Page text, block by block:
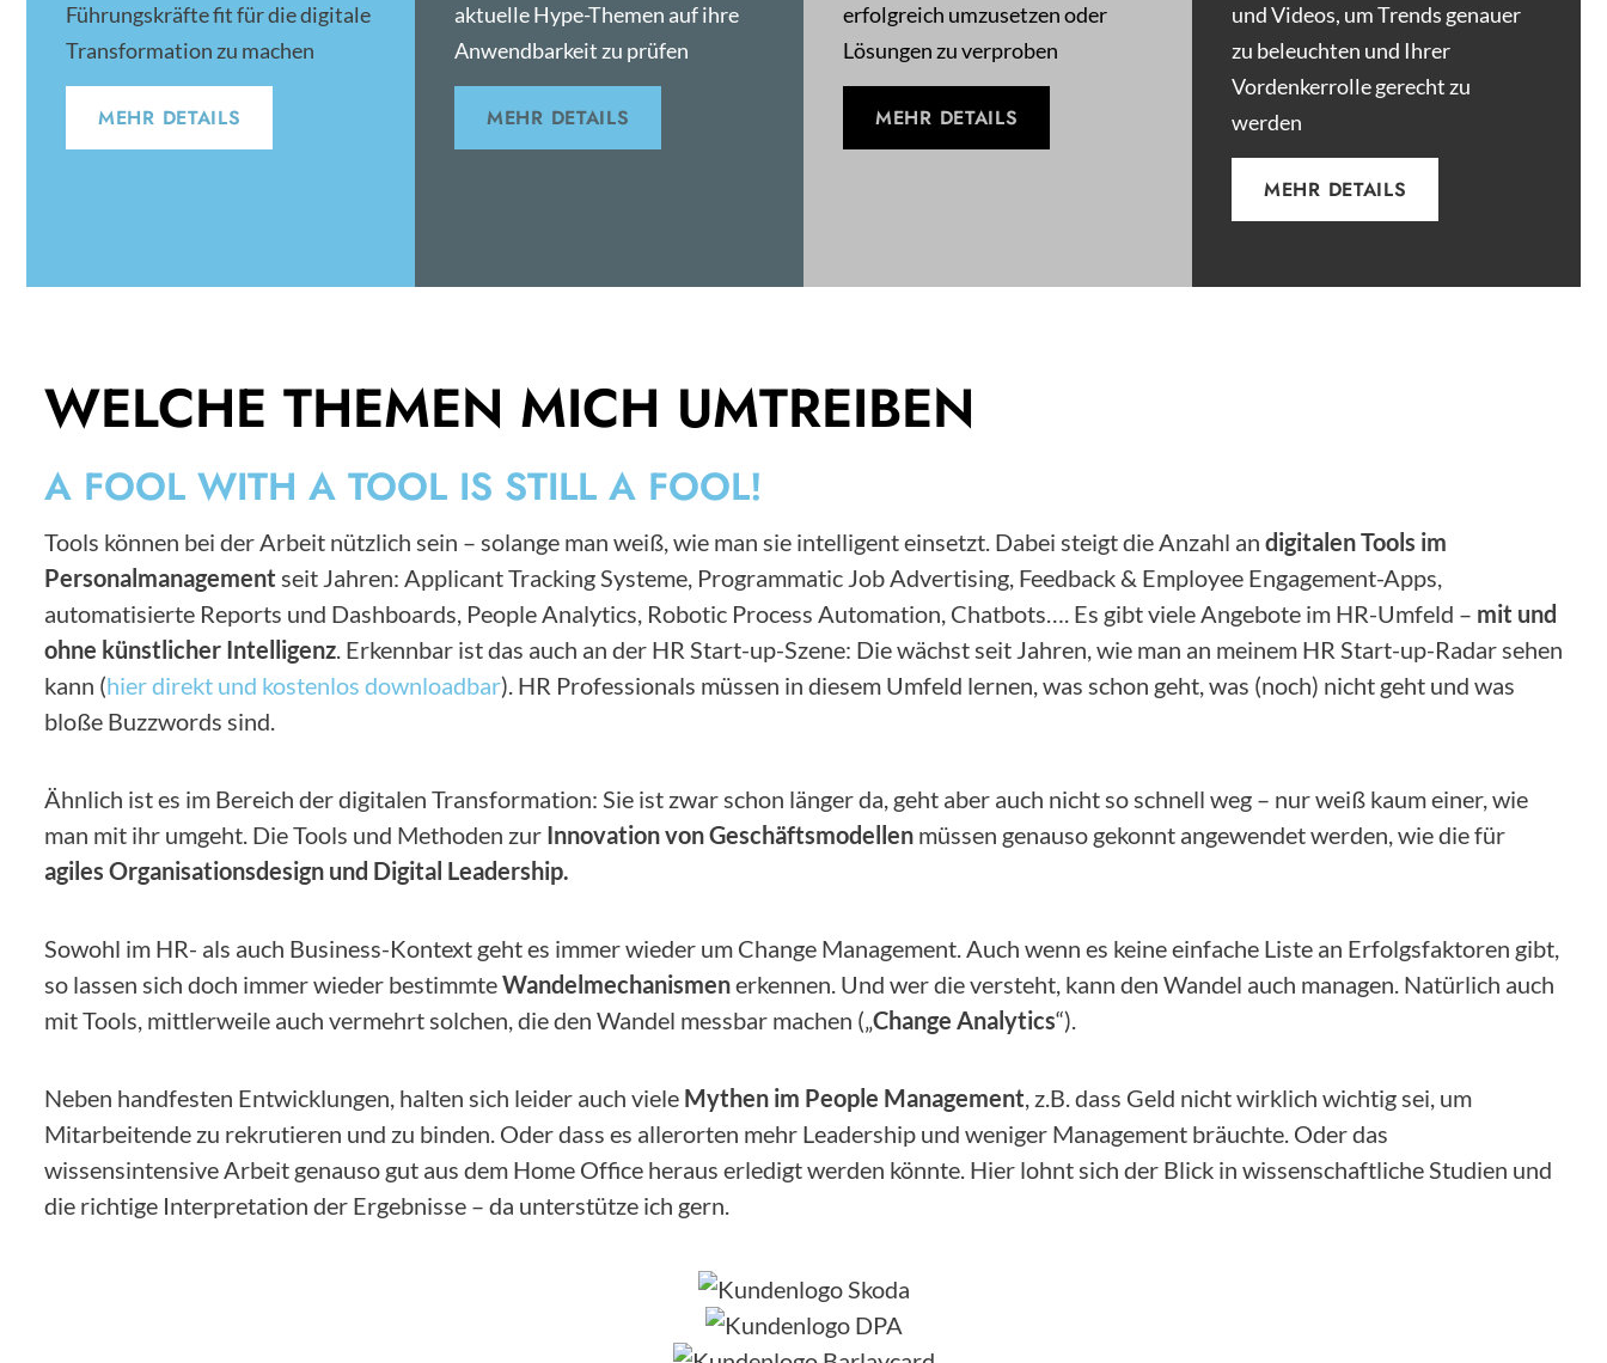
Führungskräfte fit für die digitale
Transformation zu machen
MEHR DETAILS
aktuelle Hype-Themen auf ihre
Anwendbarkeit zu prüfen
MEHR DETAILS
erfolgreich umzusetzen oder
Lösungen zu verproben
MEHR DETAILS
und Videos, um Trends genauer
zu beleuchten und Ihrer
Vordenkerrolle gerecht zu
werden
MEHR DETAILS
WELCHE THEMEN MICH UMTREIBEN
A FOOL WITH A TOOL IS STILL A FOOL!
Tools können bei der Arbeit nützlich sein – solange man weiß, wie man sie intelligent einsetzt. Dabei steigt die Anzahl an digitalen Tools im
Personalmanagement seit Jahren: Applicant Tracking Systeme, Programmatic Job Advertising, Feedback & Employee Engagement-Apps,
automatisierte Reports und Dashboards, People Analytics, Robotic Process Automation, Chatbots…. Es gibt viele Angebote im HR-Umfeld – mit und
ohne künstlicher Intelligenz . Erkennbar ist das auch an der HR Start-up-Szene: Die wächst seit Jahren, wie man an meinem HR Start-up-Radar sehen
kann (hier direkt und kostenlos downloadbar). HR Professionals müssen in diesem Umfeld lernen, was schon geht, was (noch) nicht geht und was
bloße Buzzwords sind.
Ähnlich ist es im Bereich der digitalen Transformation: Sie ist zwar schon länger da, geht aber auch nicht so schnell weg – nur weiß kaum einer, wie
man mit ihr umgeht. Die Tools und Methoden zur Innovation von Geschäftsmodellen müssen genauso gekonnt angewendet werden, wie die für
agiles Organisationsdesign und Digital Leadership.
Sowohl im HR- als auch Business-Kontext geht es immer wieder um Change Management. Auch wenn es keine einfache Liste an Erfolgsfaktoren gibt,
so lassen sich doch immer wieder bestimmteWandelmechanismenerkennen. Und wer die versteht, kann den Wandel auch managen. Natürlich auch
mit Tools, mittlerweile auch vermehrt solchen, die den Wandel messbar machen („Change Analytics“).
Neben handfesten Entwicklungen, halten sich leider auch viele Mythen im People Management , z.B. dass Geld nicht wirklich wichtig sei, um
Mitarbeitende zu rekrutieren und zu binden. Oder dass es allerorten mehr Leadership und weniger Management bräuchte. Oder das
wissensintensive Arbeit genauso gut aus dem Home Office heraus erledigt werden könnte. Hier lohnt sich der Blick in wissenschaftliche Studien und
die richtige Interpretation der Ergebnisse – da unterstütze ich gern.